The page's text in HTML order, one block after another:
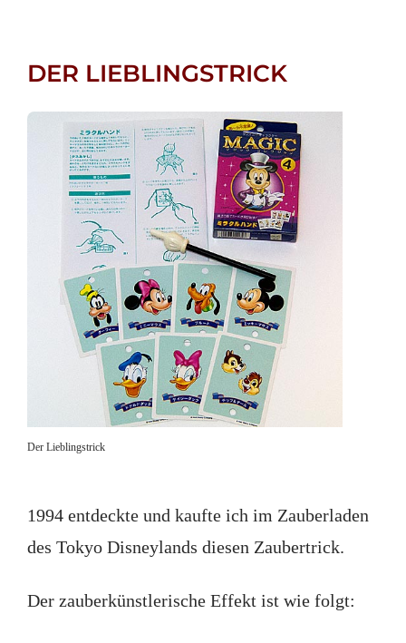
DER LIEBLINGSTRICK
Der Lieblingstrick
1994 entdeckte und kaufte ich im Zauberladen
des Tokyo Disneylands diesen Zaubertrick.
Der zauberkünstlerische Effekt ist wie folgt: